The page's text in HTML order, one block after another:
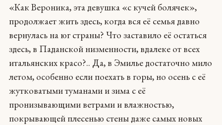
«Как Вероника, эта девушка «с кучей болячек»,
продолжает жить здесь, когда вся её семья давно
вернулась на юг страны? Что заставило её остаться
здесь, в Паданской низменности, вдалеке от всех
итальянских красо?.. Да, в Эмилье достаточно мило
летом, особенно если поехать в горы, но осень с её
жутковатыми туманами и зима с её
пронизывающими ветрами и влажностью,
покрывающей плесенью стены даже самых новых